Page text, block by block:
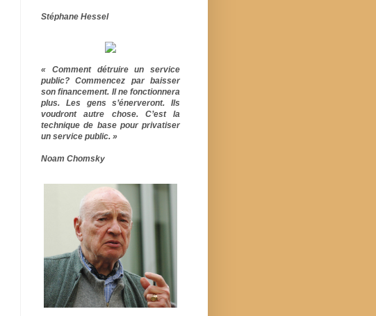
Stéphane Hessel
« Comment détruire un service
public? Commencez par baisser
son financement. Il ne fonctionnera
plus. Les gens s’énerveront. Ils
voudront autre chose. C’est la
technique de base pour privatiser
un service public. »
Noam Chomsky